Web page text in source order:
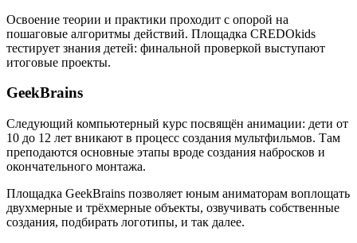
Освоение теории и практики проходит с опорой на
пошаговые алгоритмы действий. Площадка CREDOkids
тестирует знания детей: финальной проверкой выступают
итоговые проекты.
GeekBrains
Следующий компьютерный курс посвящён анимации: дети от
10 до 12 лет вникают в процесс создания мультфильмов. Там
преподаются основные этапы вроде создания набросков и
окончательного монтажа.
Площадка GeekBrains позволяет юным аниматорам воплощать
двухмерные и трёхмерные объекты, озвучивать собственные
создания, подбирать логотипы, и так далее.